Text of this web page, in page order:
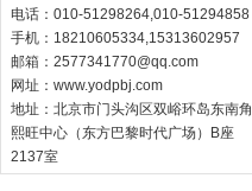
电话：010-51298264,010-51294858
手机：18210605334,15313602957
邮箱： 2577341770@qq.com
网址： www.yodpbj.com
地址：北京市门头沟区双峪环岛东南角
熙旺中心（东方巴黎时代广场）B座
2137室